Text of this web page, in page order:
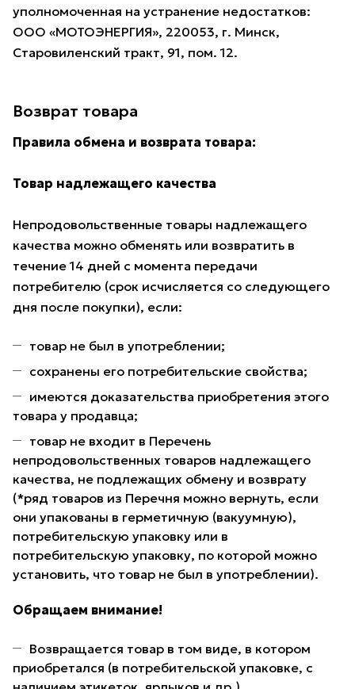
уполномоченная на устранение недостатков:
ООО «МОТОЭНЕРГИЯ», 220053, г. Минск,
Старовиленский тракт, 91, пом. 12.
Возврат товара
Правила обмена и возврата товара:
Товар надлежащего качества
Непродовольственные товары надлежащего
качества можно обменять или возвратить в
течение 14 дней с момента передачи
потребителю (срок исчисляется со следующего
дня после покупки), если:
товар не был в употреблении;
сохранены его потребительские свойства;
имеются доказательства приобретения этого
товара у продавца;
товар не входит в Перечень
непродовольственных товаров надлежащего
качества, не подлежащих обмену и возврату
(*ряд товаров из Перечня можно вернуть, если
они упакованы в герметичную (вакуумную),
потребительскую упаковку или в
потребительскую упаковку, по которой можно
установить, что товар не был в употреблении).
Обращаем внимание!
Возвращается товар в том виде, в котором
приобретался (в потребительской упаковке, с